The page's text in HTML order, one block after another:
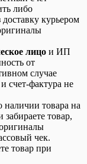
либо
курьером
лицо и ИП
от
случае
счет-фактура не
товара на
товар,
чек.
товар при